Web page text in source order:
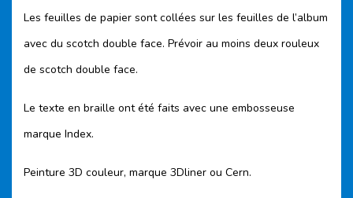
Les feuilles de papier sont collées sur les feuilles de l’album
avec du scotch double face. Prévoir au moins deux rouleux
de scotch double face.
Le texte en braille ont été faits avec une embosseuse
marque Index.
Peinture 3D couleur, marque 3Dliner ou Cern.